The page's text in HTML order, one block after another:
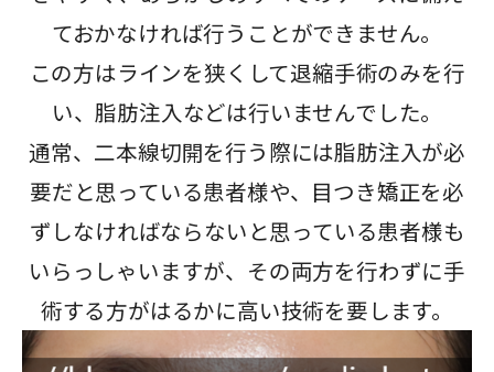
ておかなければ行うことができません。
この方はラインを狭くして退縮手術のみを行
い、脂肪注入などは行いませんでした。
通常、二本線切開を行う際には脂肪注入が必
要だと思っている患者様や、目つき矯正を必
ずしなければならないと思っている患者様も
いらっしゃいますが、その両方を行わずに手
術する方がはるかに高い技術を要します。